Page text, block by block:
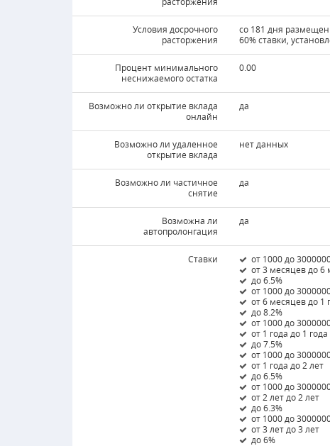
Условия досрочного
расторжения
со 181 дня
60% ставки,
Процент минимального
неснижаемого остатка
0.00
Возможно ли открытие вклада
онлайн
да
Возможно ли удаленное
открытие вклада
нет данных
Возможно ли частичное
снятие
да
Возможна ли
автопролонгация
да
Ставки
от 1000 до
от 3 месяцев до 6
до 6.5%
от 1000 до
от 6 месяцев до 1
до 8.2%
от 1000 до
от 1 года до 1 года
до 7.5%
от 1000 до
от 1 года до 2 лет
до 6.5%
от 1000 до
от 2 лет до 2 лет
до 6.3%
от 1000 до
от 3 лет до 3 лет
до 6%